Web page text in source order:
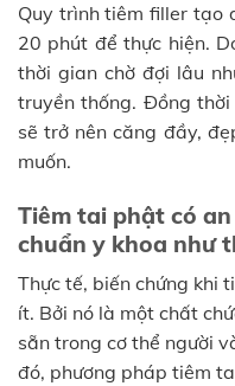
Quy trình tiêm filler tạo
20 phút để thực hiện.
thời gian chờ đợi lâu
truyền thống. Đồng
sẽ trở nên căng đầy,
muốn.
Tiêm tai phật có
chuẩn y khoa như
Thực tế, biến chứng khi
ít. Bởi nó là một chất
sẵn trong cơ thể người
đó, phương pháp tiêm